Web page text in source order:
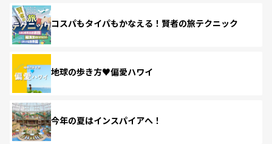
コスパもタイパもかなえる！賢者の旅テクニック
地球の歩き方♥偏愛ハワイ
今年の夏はインスパイアへ！